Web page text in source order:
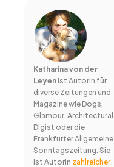
Katharina von der
Leyenist Autorin für
diverse Zeitungen und
Magazine wie Dogs,
Glamour, Architectural
Digist oder die
Frankfurter Allgemeine
Sonntagszeitung. Sie
ist Autorin zahlreicher